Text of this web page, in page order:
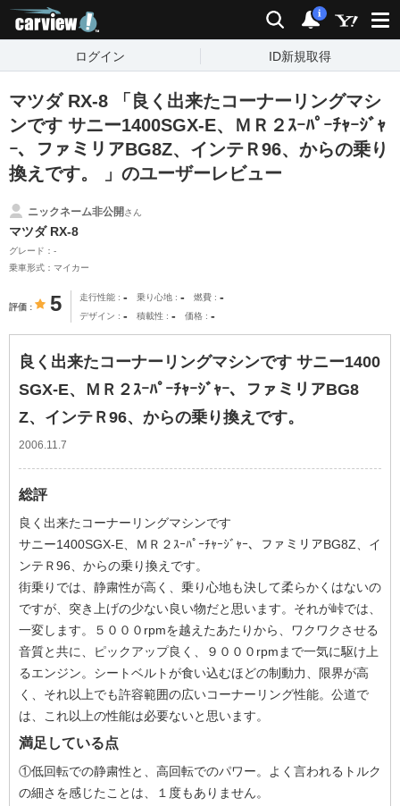
検索 通知
i
ログイン ID新規取得
マツダ RX-8 「良く出来たコーナーリングマシ
ンです サニー1400SGX-E、ＭＲ２ｽｰﾊﾟｰﾁｬｰｼﾞｬ
ｰ、ファミリアBG8Z、インテＲ96、からの乗り
換えです。 」のユーザーレビュー
ニックネーム非公開さん
マツダ RX-8
グレード：-
乗車形式：マイカー
評価 5 走行性能 - 乗り心地 - 燃費 -
デザイン - 積載性 - 価格 -
良く出来たコーナーリングマシンです サニー1400
SGX-E、ＭＲ２ｽｰﾊﾟｰﾁｬｰｼﾞｬｰ、ファミリアBG8
Z、インテＲ96、からの乗り換えです。
2006.11.7
総評
良く出来たコーナーリングマシンです
サニー1400SGX-E、ＭＲ２ｽｰﾊﾟｰﾁｬｰｼﾞｬｰ、ファミリアBG8Z、イ
ンテＲ96、からの乗り換えです。
街乗りでは、静粛性が高く、乗り心地も決して柔らかくはないの
ですが、突き上げの少ない良い物だと思います。それが峠では、
一変します。５０００rpmを越えたあたりから、ワクワクさせる
音質と共に、ピックアップ良く、９０００rpmまで一気に駆け上
るエンジン。シートベルトが食い込むほどの制動力、限界が高
く、それ以上でも許容範囲の広いコーナーリング性能。公道で
は、これ以上の性能は必要ないと思います。
満足している点
①低回転での静粛性と、高回転でのパワー。よく言われるトルク
の細さを感じたことは、１度もありません。